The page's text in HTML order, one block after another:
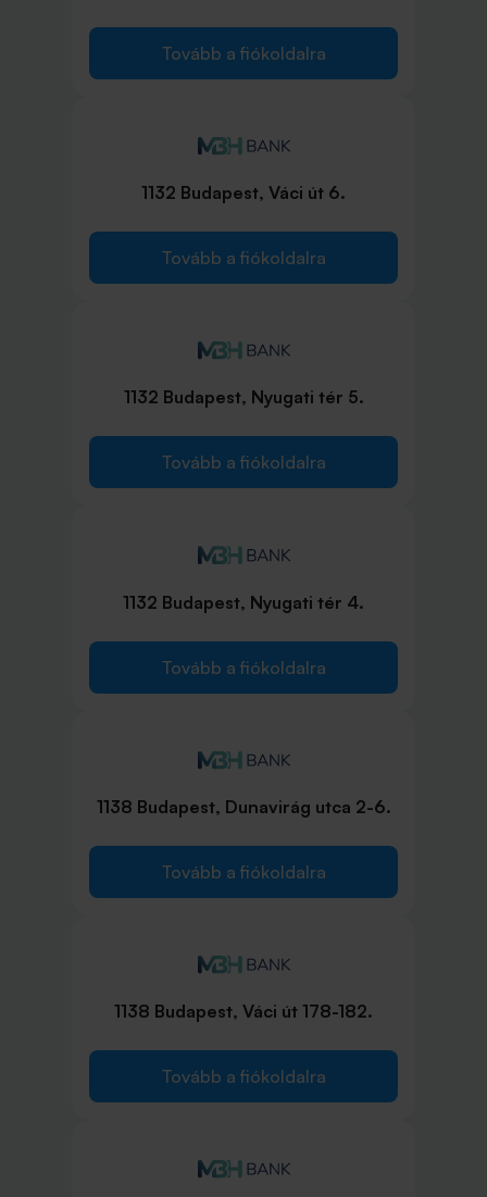
Tovább a fiókoldalra
1132 Budapest, Váci út 6.
Tovább a fiókoldalra
1132 Budapest, Nyugati tér 5.
Tovább a fiókoldalra
1132 Budapest, Nyugati tér 4.
Tovább a fiókoldalra
1138 Budapest, Dunavirág utca 2-6.
Tovább a fiókoldalra
1138 Budapest, Váci út 178-182.
Tovább a fiókoldalra